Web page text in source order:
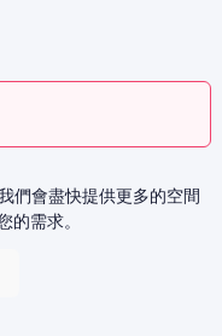
們會盡快提供更多的空間
需求。